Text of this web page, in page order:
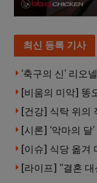
최신 등록 기사
‘축구의 신’ 리오
[건강] 식탁 위의
[시론] ‘악마의